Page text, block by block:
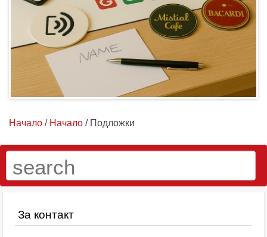
Начало / Начало / Подложки
За контакт